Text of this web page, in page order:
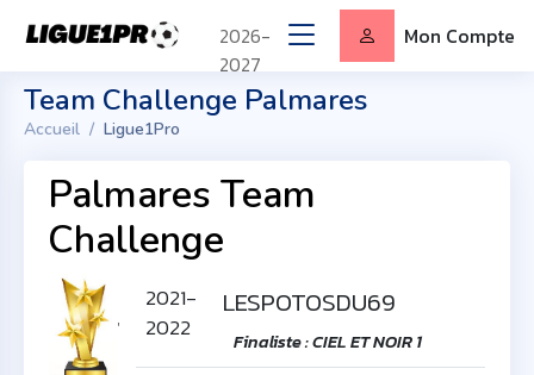
Team Challenge Palmares
Accueil Ligue1Pro
2026-
2027
Mon Compte
Palmares Team
Challenge
'
2021-
2022
LESPOTOSDU69
Finaliste : CIEL ET NOIR 1